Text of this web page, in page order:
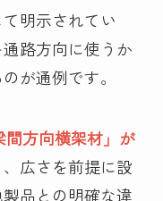
明示されてい
路方向に使うか
が通例です。
間方向横架材」が
広さを前提に設
品との明確な違